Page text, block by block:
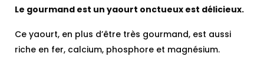
Le gourmand est un yaourt onctueux est délicieux.
Ce yaourt, en plus d’être très gourmand, est aussi
riche en fer, calcium, phosphore et magnésium.